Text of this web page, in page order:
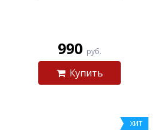
990 руб.
Купить
ХИТ